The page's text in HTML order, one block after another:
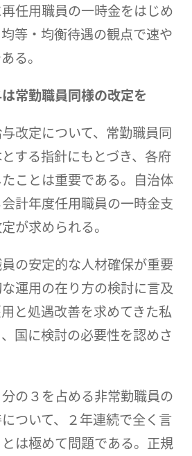
任用職員の一時金をはじめ
等・均衡待遇の観点で速や
る。
常勤職員同様の改定を
改定について、常勤職員同
する指針にもとづき、各府
ことは重要である。自治体
計年度任用職員の一時金支
が求められる。
の安定的な人材確保が重要
運用の在り方の検討に言及
と処遇改善を求めてきた私
国に検討の必要性を認めさ
の３を占める非常勤職員の
ついて、２年連続で全く言
は極めて問題である。正規